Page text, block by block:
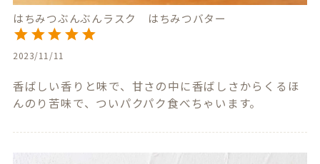
はちみつぶんぶんラスク はちみつバター
2023/11/11
香ばしい香りと味で、甘さの中に香ばしさからくるほ
んのり苦味で、ついパクパク食べちゃいます。